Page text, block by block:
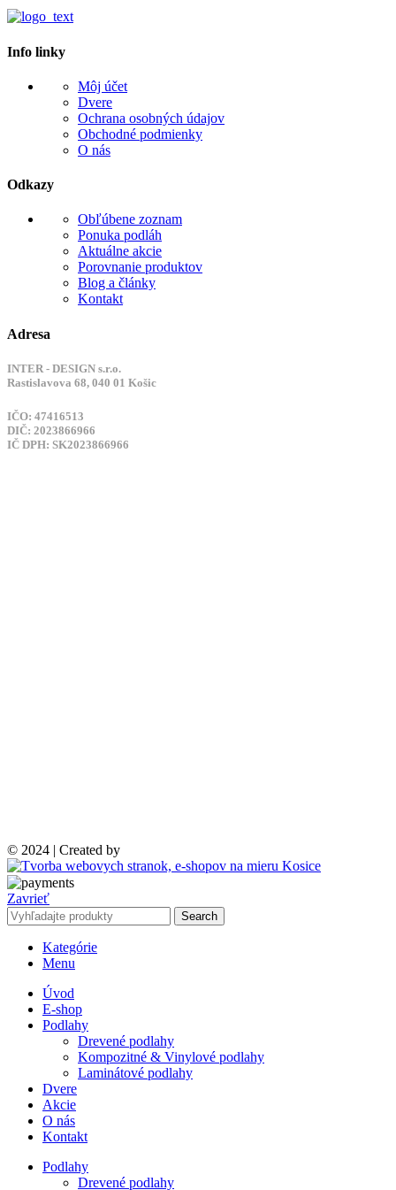
Info linky
Môj účet
Dvere
Ochrana osobných údajov
Obchodné podmienky
O nás
Odkazy
Obľúbene zoznam
Ponuka podláh
Aktuálne akcie
Porovnanie produktov
Blog a články
Kontakt
Adresa
INTER - DESIGN s.r.o.
Rastislavova 68, 040 01 Košic
IČO: 47416513
DIČ: 2023866966
IČ DPH: SK2023866966
© 2024 | Created by
Zavrieť
Search
Kategórie
Menu
Úvod
E-shop
Podlahy
Drevené podlahy
Kompozitné & Vinylové podlahy
Laminátové podlahy
Dvere
Akcie
O nás
Kontakt
Podlahy
Drevené podlahy